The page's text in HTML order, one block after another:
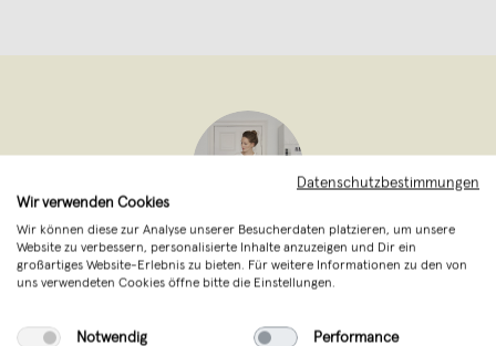
nahili, Dresden
verkauft seit April 2013
studio na.hili - das Label aus
Datenschutzbestimmungen
Wir verwenden Cookies
Wir können diese zur Analyse unserer Besucherdaten platzieren, um unsere
Website zu verbessern, personalisierte Inhalte anzuzeigen und Dir ein
großartiges Website-Erlebnis zu bieten. Für weitere Informationen zu den von
uns verwendeten Cookies öffne bitte die Einstellungen.
Notwendig Performance